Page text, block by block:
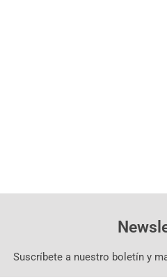
Suscríbete a nuestro boletín y